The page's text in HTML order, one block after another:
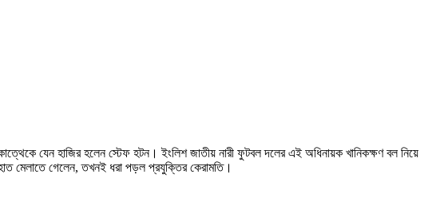
যেন হাজির হলেন স্টেফ হটন। ইংলিশ জাতীয় নারী ফুটবল দলের এই অধিনায়ক খানিকক্ষণ বল নিয়ে
মেলাতে গেলেন, তখনই ধরা পড়ল প্রযুক্তির কেরামতি।